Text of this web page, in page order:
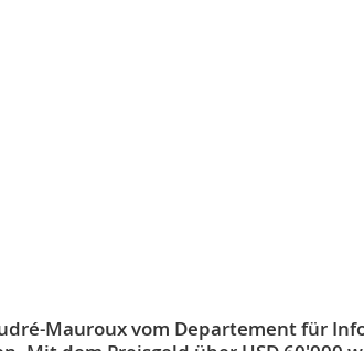
Mauroux vom Departement für